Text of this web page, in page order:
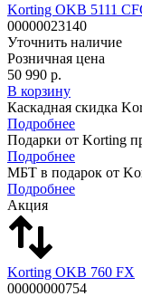
Korting OKB 5111
00000023140
Уточнить наличие
Розничная цена
50 990 р.
В корзину
Каскадная скидка
Подробнее
Подарки от Korting
Подробнее
МБТ в подарок от
Подробнее
Акция
Korting OKB 760 FX
00000000754